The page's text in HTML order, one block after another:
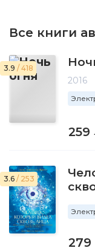
Все книги
3.9 / 418
2016
259
3.6 / 253
279